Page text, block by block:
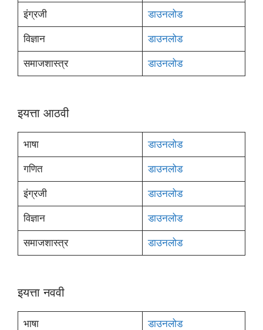
इंग्रजी डाउनलोड
विज्ञान डाउनलोड
समाजशास्त्र डाउनलोड
इयत्ता आठवी
भाषा डाउनलोड
गणित डाउनलोड
इंग्रजी डाउनलोड
विज्ञान डाउनलोड
समाजशास्त्र डाउनलोड
इयत्ता नववी
भाषा डाउनलोड